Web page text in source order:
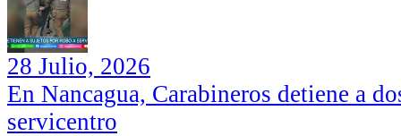
28 Julio, 2026
En Nancagua, Carabineros detiene a
servicentro